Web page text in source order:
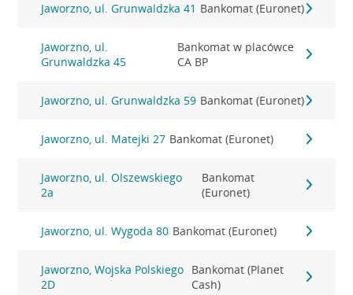
Jaworzno, ul. Grunwaldzka 41 Bankomat (Euronet)
Jaworzno, ul.
Grunwaldzka 45
Bankomat w placówce
CA BP
Jaworzno, ul. Grunwaldzka 59 Bankomat (Euronet)
Jaworzno, ul. Matejki 27 Bankomat (Euronet)
Jaworzno, ul. Olszewskiego
2a
Bankomat
(Euronet)
Jaworzno, ul. Wygoda 80 Bankomat (Euronet)
Jaworzno, Wojska Polskiego
2D
Bankomat (Planet
Cash)